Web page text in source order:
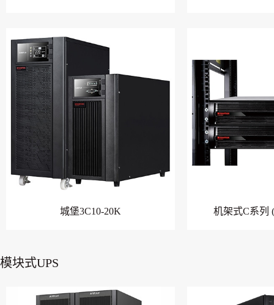
城堡3C10-20K 机架式C系列
模块式UPS